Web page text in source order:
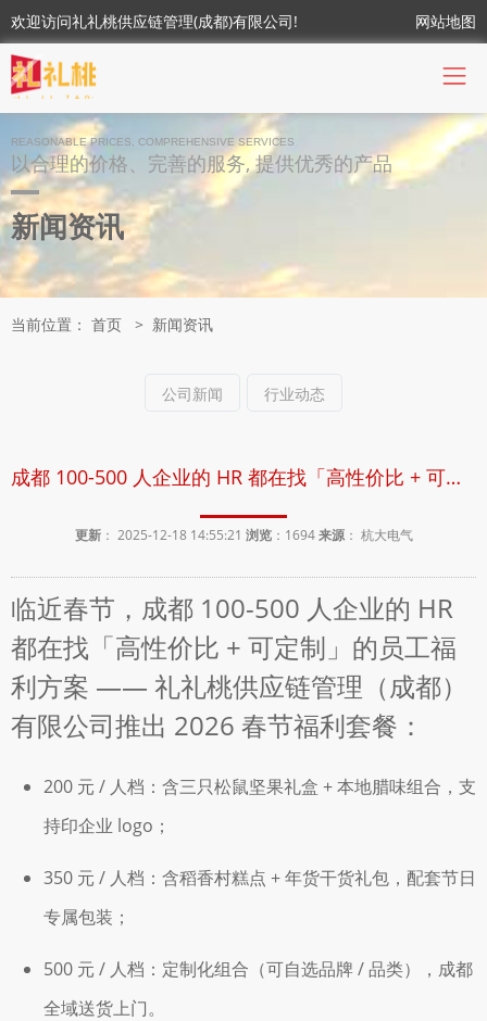
欢迎访问礼礼桃供应链管理(成都)有限公司! 网站地图
REASONABLE PRICES, COMPREHENSIVE SERVICES
以合理的价格、完善的服务, 提供优秀的产品
新闻资讯
当前位置： 首页 > 新闻资讯
公司新闻 行业动态
成都 100-500 人企业的 HR 都在找「高性价比 + 可定制」的员工福利方案
更新： 2025-12-18 14:55:21 浏览： 1694 来源： 杭大电气
临近春节，成都 100-500 人企业的 HR
都在找「高性价比 + 可定制」的员工福
利方案 —— 礼礼桃供应链管理（成都）
有限公司推出 2026 春节福利套餐：
200 元 / 人档：含三只松鼠坚果礼盒 + 本地腊味组合，支
持印企业 logo；
350 元 / 人档：含稻香村糕点 + 年货干货礼包，配套节日
专属包装；
500 元 / 人档：定制化组合（可自选品牌 / 品类），成都
全域送货上门。